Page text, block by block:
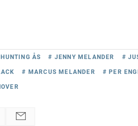
ÅS # JENNY MELANDER #
# MARCUS MELANDER # PER